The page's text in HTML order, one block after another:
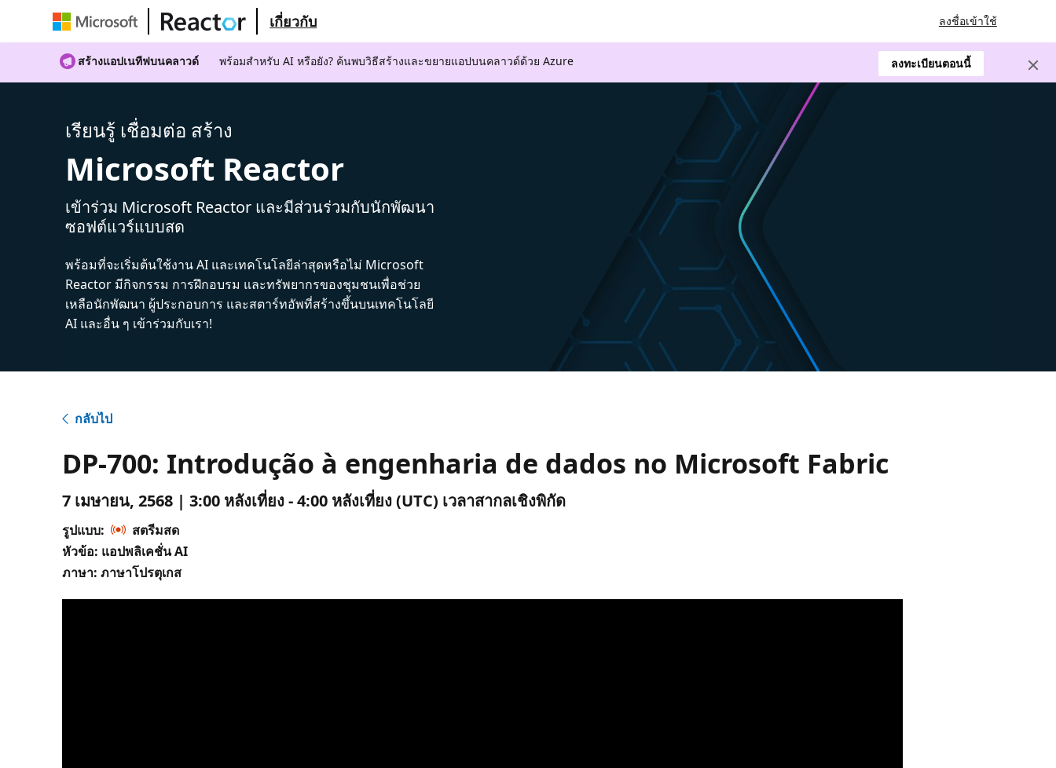
เกี่ยวกับ ลงชื่อเข้าใช้
สร้างแอปเนทีฟบนคลาวด์ พร้อมสําหรับ AI หรือยัง? ค้นพบวิธีสร้างและขยายแอปบนคลาวด์ด้วย Azure ลงทะเบียนตอนนี้
เรียนรู้ เชื่อมต่อ สร้าง
Microsoft Reactor
เข้าร่วม Microsoft Reactor และมีส่วนร่วมกับนักพัฒนา
ซอฟต์แวร์แบบสด
พร้อมที่จะเริ่มต้นใช้งาน AI และเทคโนโลยีล่าสุดหรือไม่ Microsoft
Reactor มีกิจกรรม การฝึกอบรม และทรัพยากรของชุมชนเพื่อช่วย
เหลือนักพัฒนา ผู้ประกอบการ และสตาร์ทอัพที่สร้างขึ้นบนเทคโนโลยี
AI และอื่น ๆ เข้าร่วมกับเรา!
กลับไป
DP-700: Introdução à engenharia de dados no Microsoft Fabric
7 เมษายน, 2568 | 3:00 หลังเที่ยง - 4:00 หลังเที่ยง (UTC) เวลาสากลเชิงพิกัด
รูปแบบ:
สตรีมสด
หัวข้อ: แอปพลิเคชั่น AI
ภาษา: ภาษาโปรตุเกส